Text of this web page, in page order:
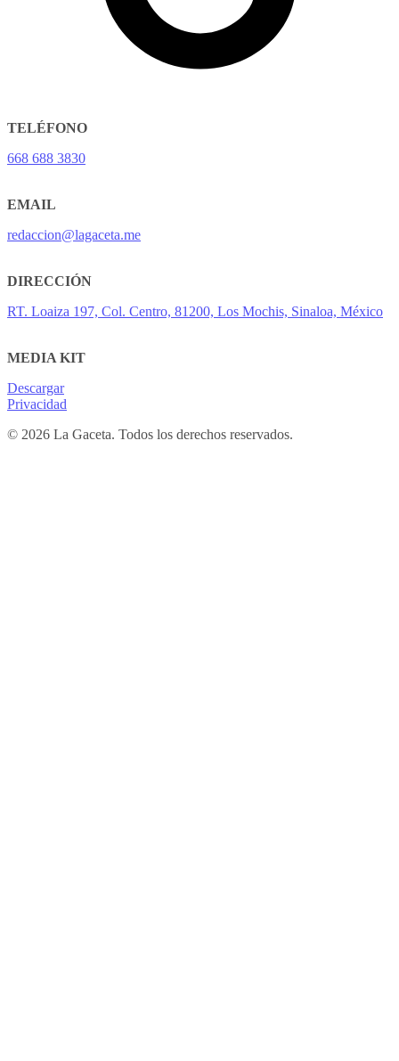
TELÉFONO
668 688 3830
EMAIL
redaccion@lagaceta.me
DIRECCIÓN
RT. Loaiza 197, Col. Centro, 81200, Los Mochis, Sinaloa, México
MEDIA KIT
Descargar
Privacidad
© 2026 La Gaceta. Todos los derechos reservados.